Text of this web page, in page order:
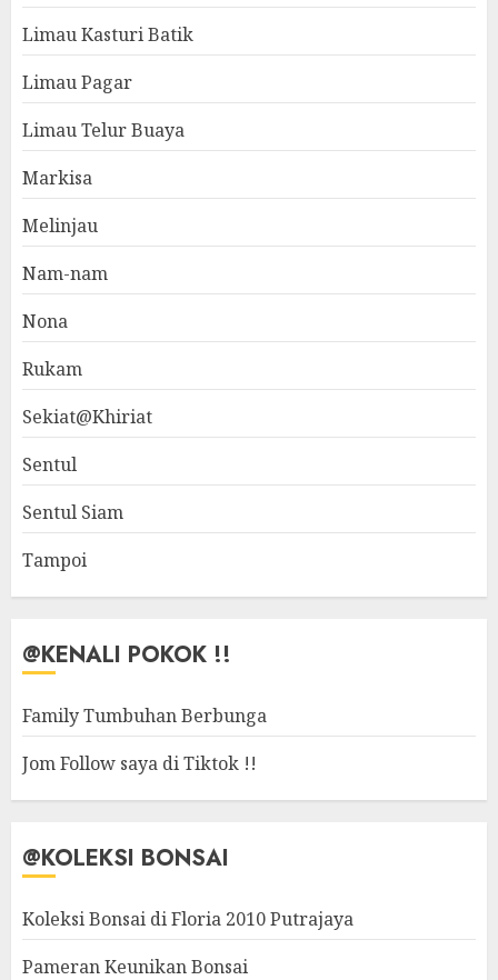
Limau Kasturi Batik
Limau Pagar
Limau Telur Buaya
Markisa
Melinjau
Nam-nam
Nona
Rukam
Sekiat@Khiriat
Sentul
Sentul Siam
Tampoi
@KENALI POKOK !!
Family Tumbuhan Berbunga
Jom Follow saya di Tiktok !!
@KOLEKSI BONSAI
Koleksi Bonsai di Floria 2010 Putrajaya
Pameran Keunikan Bonsai